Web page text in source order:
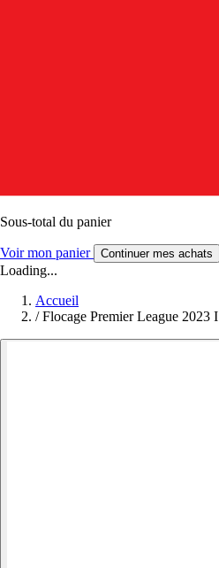
Sous-total du panier
Voir mon panier Continuer mes achats
Loading...
Accueil
/ Flocage Premier League 2023 I